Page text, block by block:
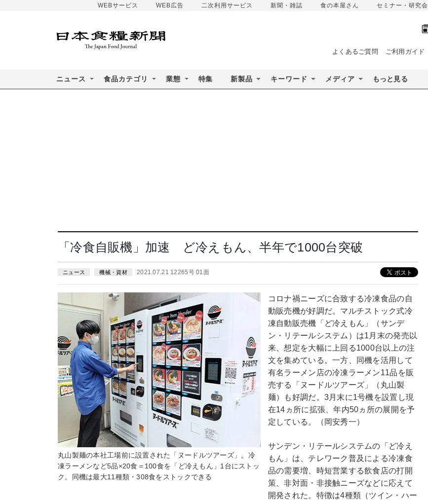
WEBサービス WEB広告 二次利用サービス 新聞・雑誌 食の本屋さん セミナー・研究会
よくあるご質問 ご利用ガイド
ニュース 食品カテゴリ 業態 特集 新製品 キーワード メディア もっと見る
「冷食自販機」加速 ど冷えもん、半年で1000台突破
ニュース 機械・資材 2021.07.21 12265号 01面
丸山製麺の本社工場前に設置された「ヌードルツアーズ」。冷
凍ラーメンなど5品×20食＝100食を「ど冷えもん」1台にストッ
ク。同機は最大11種類・308食をストックできる
コロナ禍ニーズに合致する冷凍食品の自
動販売機が好調だ。マルチストック式冷
凍自動販売機「ど冷えもん」（サンデ
ン・リテールシステム）は1月末の発売以
来、想定を大幅に上回る1000台以上の注
文を集めている。一方、同機を活用して
有名ラーメン店の冷凍ラーメン11品を販
売する「ヌードルツアーズ」（丸山製
麺）も好調だ。3月末に1号機を設置し現
在14ヵ所に拡張、年内50ヵ所の展開を予
定している。（岡安秀一）
サンデン・リテールシステムの「ど冷え
もん」は、テレワーク普及による冷凍食
品の需要増、時短営業する飲食店の打開
策、非対面・非接触ニーズなどに応えて
開発された。特徴は4種類（ツイン・ハー